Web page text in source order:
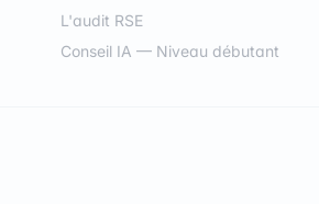
L'audit RSE
Conseil IA — Niveau débutant